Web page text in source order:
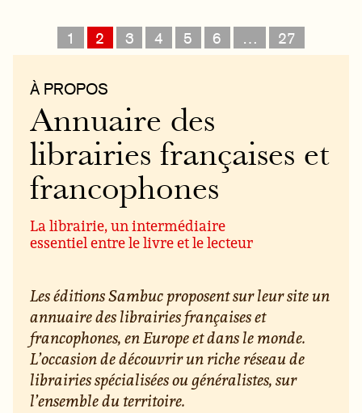
1 2 3 4 5 6 … 27
À PROPOS
Annuaire des
librairies françaises et
francophones
La librairie, un intermédiaire
essentiel entre le livre et le lecteur
Les éditions Sambuc proposent sur leur site un
annuaire des librairies françaises et
francophones, en Europe et dans le monde.
L’occasion de découvrir un riche réseau de
librairies spécialisées ou généralistes, sur
l’ensemble du territoire.